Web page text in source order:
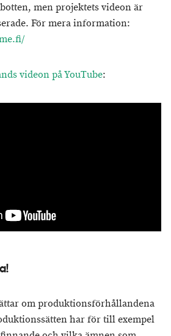
men projektets videon är
För mera information:
videon på YouTube:
om produktionsförhållandena
har för till exempel